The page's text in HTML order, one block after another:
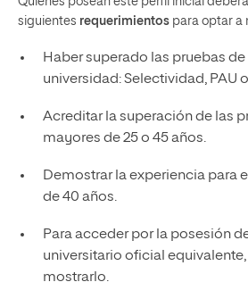
siguientes requerimientos para optar a
Haber superado las pruebas
universidad: Selectividad, PAU o
Acreditar la superación de las
mayores de 25 o 45 años.
Demostrar la experiencia para
de 40 años.
Para acceder por la posesión
universitario oficial
mostrarlo.